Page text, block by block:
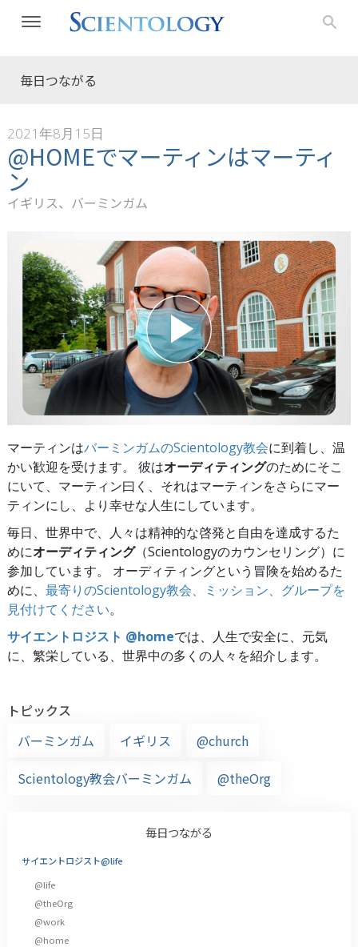
毎日つながる
2021年8月15日
@HOMEでマーティンはマーティ
ン
イギリス、バーミンガム
マーティンはバーミンガムのScientology教会に到着し、温
かい歓迎を受けます。 彼はオーディティングのためにそこ
にいて、マーティン曰く、それはマーティンをさらにマー
ティンにし、より幸せな人生にしています。
毎日、世界中で、人々は精神的な啓発と自由を達成するた
めにオーディティング（Scientologyのカウンセリング）に
参加しています。 オーディティングという冒険を始めるた
めに、 最寄りのScientology教会、ミッション、グループを
見付けてください。
サイエントロジスト @homeでは、人生で安全に、元気
に、繁栄している、世界中の多くの人々を紹介します。
トピックス
バーミンガム
イギリス
@church
Scientology教会バーミンガム
@theOrg
毎日つながる
サイエントロジスト@life
@life
@theOrg
@work
@home